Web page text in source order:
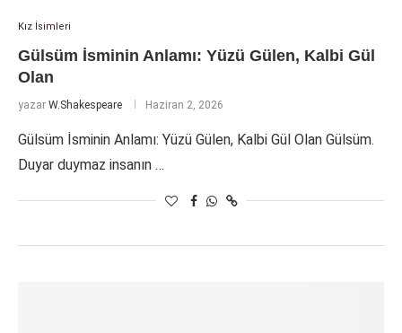
Kız İsimleri
Gülsüm İsminin Anlamı: Yüzü Gülen, Kalbi Gül
Olan
yazar W.Shakespeare Haziran 2, 2026
Gülsüm İsminin Anlamı: Yüzü Gülen, Kalbi Gül Olan Gülsüm.
Duyar duymaz insanın …